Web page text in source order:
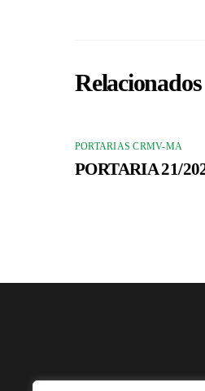
Relacionados
PORTARIAS CRMV-MA
PORTARIA 21/